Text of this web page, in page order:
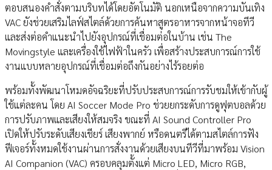
ตอบสนองคำสั่งตามบริบทได้โดยอัตโนมัติ นอกเหนือจากความบันเทิง
VAC ยังช่วยเสริมไลฟ์สไตล์ด้วยการค้นหาสูตรอาหารจากหน้าจอทีวี
และส่งต่อคำแนะนำไปยังอุปกรณ์ที่เชื่อมต่อในบ้าน เช่น The
Movingstyle และเครื่องใช้ไฟฟ้าในครัว เพื่อสร้างประสบการณ์การใช้
งานแบบหลายอุปกรณ์ที่เชื่อมต่อถึงกันอย่างไร้รอยต่อ
พร้อมทั้งพัฒนาโหมดอัจฉริยะที่ปรับประสบการณ์การรับชมให้เข้ากับผู้
ใช้แต่ละคน โดย AI Soccer Mode Pro ช่วยยกระดับการดูฟุตบอลด้วย
การปรับภาพและเสียงให้สมจริง ขณะที่ AI Sound Controller Pro
เปิดให้ปรับระดับเสียงเชียร์ เสียงพากย์ หรือดนตรีได้ตามสไตล์การฟัง
ฟีเจอร์ทั้งหมดใช้งานผ่านการสั่งงานด้วยเสียงบนทีวีที่มาพร้อม Vision
AI Companion (VAC) ครอบคลุมตั้งแต่ Micro LED, Micro RGB,